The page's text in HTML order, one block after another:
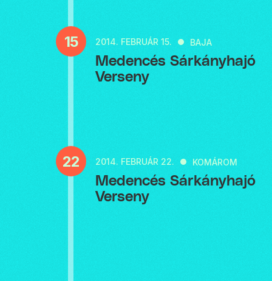
15 2014. FEBRUÁR 15. BAJA
Medencés Sárkányhajó
Verseny
22 2014. FEBRUÁR 22. KOMÁROM
Medencés Sárkányhajó
Verseny